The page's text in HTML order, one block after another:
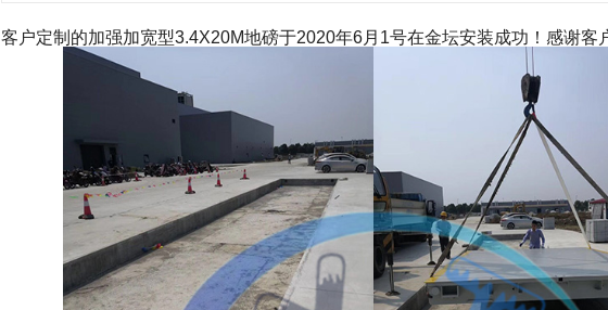
客户定制的加强加宽型3.4X20M地磅于2020年6月1号在金坛安装成功！感谢客